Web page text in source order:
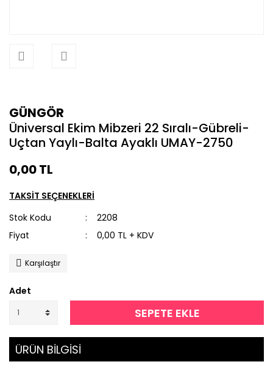
GÜNGÖR
Üniversal Ekim Mibzeri 22 Sıralı-Gübreli-
Uçtan Yaylı-Balta Ayaklı UMAY-2750
0,00 TL
TAKSİT SEÇENEKLERİ
Stok Kodu
2208
Fiyat
0,00 TL + KDV
Karşılaştır
Adet
SEPETE EKLE
ÜRÜN BİLGİSİ